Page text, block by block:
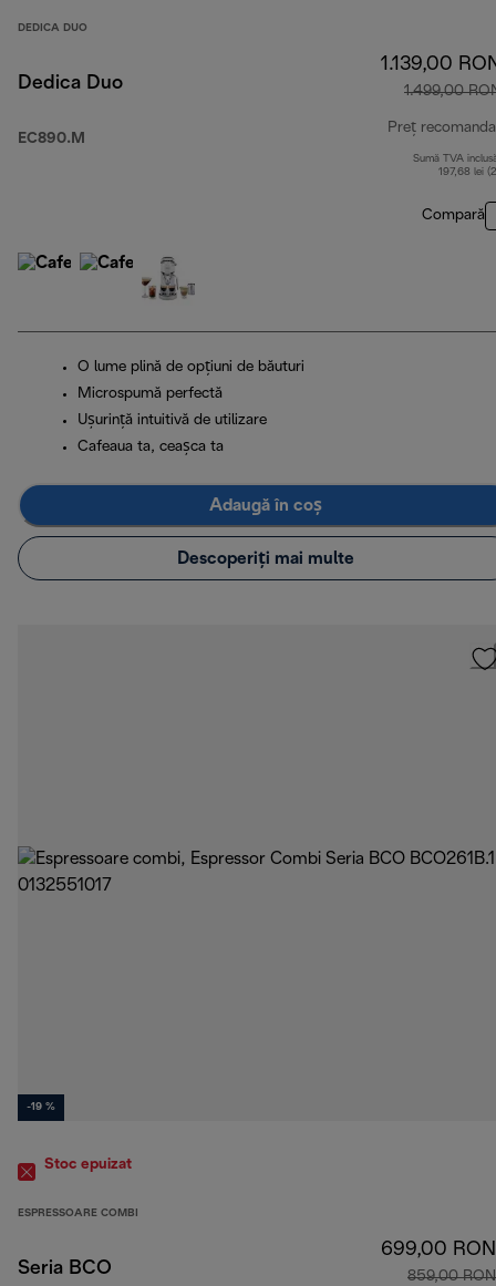
DEDICA DUO
Dedica Duo
EC890.M
1.139,00
1.499,00
Preț
Sumă TVA
197,68 lei
Compară
O lume plină de opțiuni de băuturi
Microspumă perfectă
Ușurință intuitivă de utilizare
Cafeaua ta, ceașca ta
Adaugă în coș
Descoperiți mai multe
-19 %
Stoc epuizat
ESPRESSOARE COMBI
Seria BCO
699,00 RON
859,00 RON